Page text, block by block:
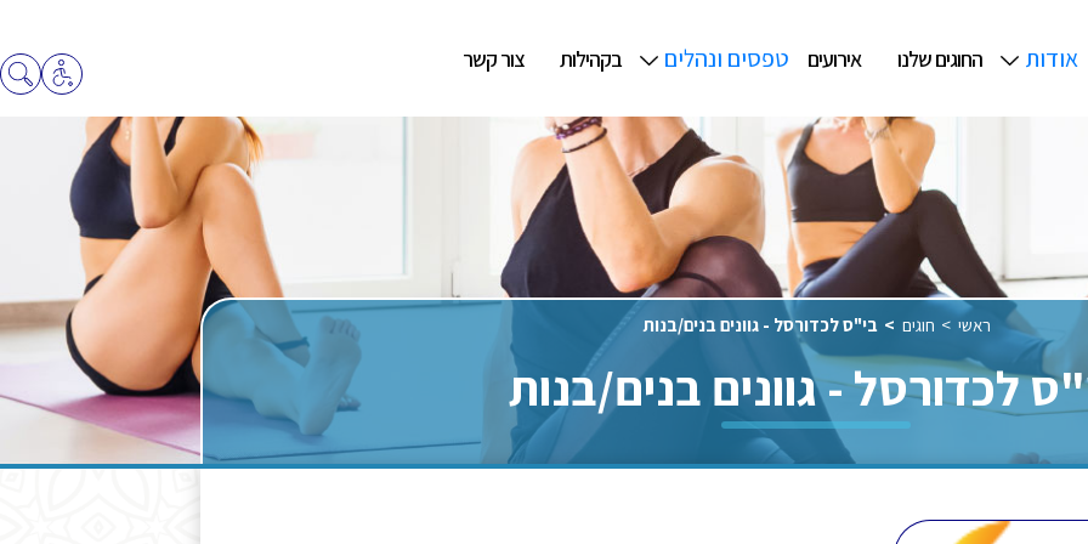
אודות החוגים שלנו אירועים טפסים ונהלים בקהילות צור קשר
ראשי חוגים בי"ס לכדורסל - גוונים בנים/בנות
לכדורסל - גוונים בנים/בנות